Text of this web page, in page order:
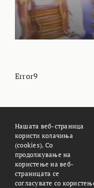
Error9
©
Made with
За
Нашата веб-страница
користи колачиња
(cookies). Со
продолжување на
користење на веб-
страницата се
согласувате со